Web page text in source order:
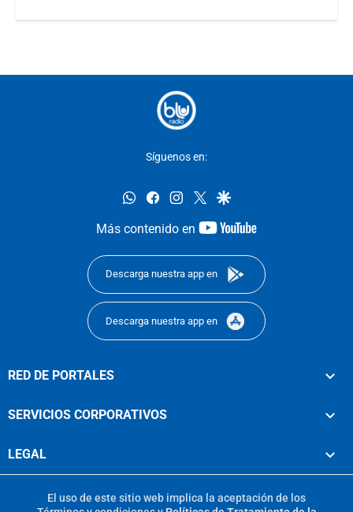
Síguenos en:
whatsappfacebookinstagram
twittergoogle
Más contenido en
youtube-
Descarga nuestra app en
Descarga nuestra app en
RED DE PORTALES
SERVICIOS CORPORATIVOS
LEGAL
El uso de este sitio web implica la aceptación de los